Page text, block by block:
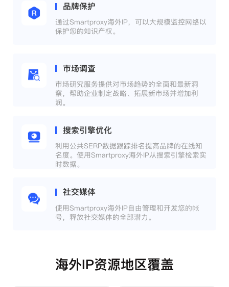
品牌保护
通过Smartproxy海外IP，可以大规模监控网络以
保护您的知识产权。
市场调查
市场研究服务提供对市场趋势的全面和最新洞
察，帮助企业制定战略、拓展新市场并增加利
润。
搜索引擎优化
利用公共SERP数据跟踪排名提高品牌的在线知
名度。使用Smartproxy海外IP从搜索引擎检索实
时数据。
社交媒体
使用Smartproxy海外IP自由管理和开发您的帐
号，释放社交媒体的全部潜力。
海外IP资源地区覆盖